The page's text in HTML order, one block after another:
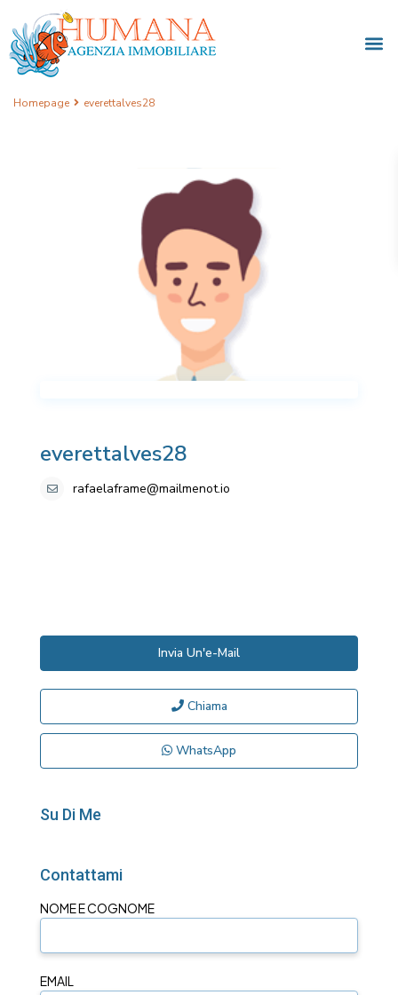
Homepage everettalves28
everettalves28
rafaelaframe@mailmenot.io
Invia Un'e-Mail
Chiama
WhatsApp
Su Di Me
Contattami
NOME E COGNOME
EMAIL